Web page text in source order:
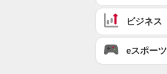
ビジネス
eスポーツ